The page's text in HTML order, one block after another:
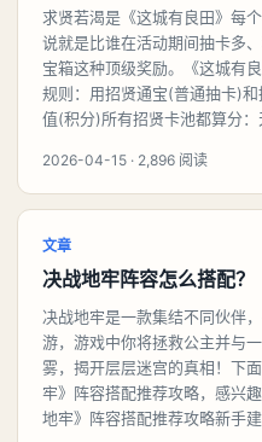
求贤若渴是《这城有良田》每
说就是比谁在活动期间抽卡多
宝箱这种顶级奖励。《这城有
规则：用招贤通宝(普通抽卡)
值(积分)所有招贤卡池都算分
2026-04-15 · 2,896 阅读
文章
决战地牢阵容怎么搭配？
决战地牢是一款集结不同伙伴
游，游戏中你将拯救公主并与
雾，揭开层层迷宫的真相！下
牢》阵容搭配推荐攻略，感兴
地牢》阵容搭配推荐攻略新手